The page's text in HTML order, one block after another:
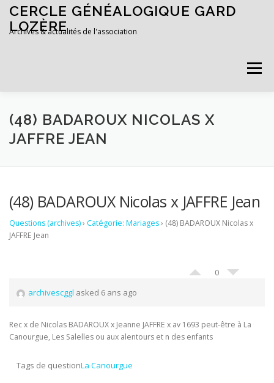
Aller au contenu
CERCLE GÉNÉALOGIQUE GARD
LOZÈRE
Archives & actualités de l'association
Menu
ACCUEIL ADHÉRER
(48) BADAROUX NICOLAS X
JAFFRE JEAN
(48) BADAROUX Nicolas x JAFFRE Jean
Questions (archives)› Catégorie: Mariages› (48) BADAROUX Nicolas x
JAFFRE Jean
0
archivescggl asked 6 ans ago
Rec x de Nicolas BADAROUX x Jeanne JAFFRE x av 1693 peut-être à La
Canourgue, Les Salelles ou aux alentours et n des enfants
Tags de questionLa Canourgue